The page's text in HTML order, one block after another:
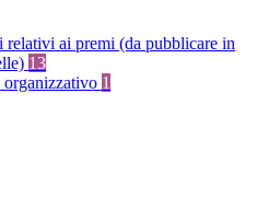
relativi ai premi (da pubblicare in
13
organizzativo 1